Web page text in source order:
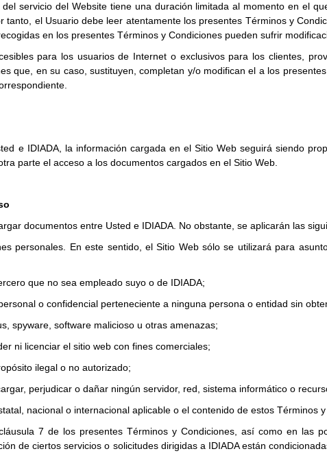
servicio del Website tiene una duración limitada al momento en el
tanto, el Usuario debe leer atentamente los presentes Términos y
en los presentes Términos y Condiciones pueden sufrir
para los usuarios de Internet o exclusivos para los clientes,
que, en su caso, sustituyen, completan y/o modifican el a los
e IDIADA, la información cargada en el Sitio Web seguirá siendo
parte el acceso a los documentos cargados en el Sitio Web.
documentos entre Usted e IDIADA. No obstante, se aplicarán las
personales. En este sentido, el Sitio Web sólo se utilizará para
que no sea empleado suyo o de IDIADA;
o confidencial perteneciente a ninguna persona o entidad sin
spyware, software malicioso u otras amenazas;
ni licenciar el sitio web con fines comerciales;
ilegal o no autorizado;
perjudicar o dañar ningún servidor, red, sistema informático o
nacional o internacional aplicable o el contenido de estos Términos
7 de los presentes Términos y Condiciones, así como en las
de ciertos servicios o solicitudes dirigidas a IDIADA están